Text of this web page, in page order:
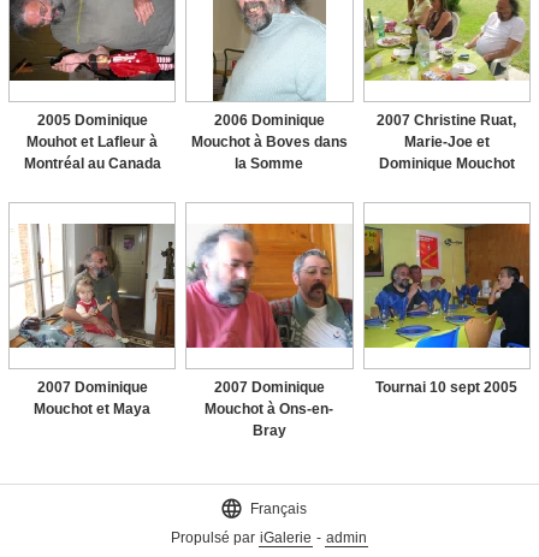
2005 Dominique
Mouhot et Lafleur à
Montréal au Canada
2006 Dominique
Mouchot à Boves dans
la Somme
2007 Christine Ruat,
Marie-Joe et
Dominique Mouchot
2007 Dominique
Mouchot et Maya
2007 Dominique
Mouchot à Ons-en-
Bray
Tournai 10 sept 2005

Français
Propulsé par iGalerie - admin